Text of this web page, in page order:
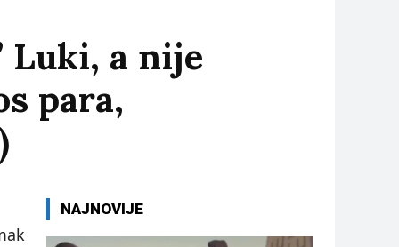
Luki, a nije
para,
NAJNOVIJE